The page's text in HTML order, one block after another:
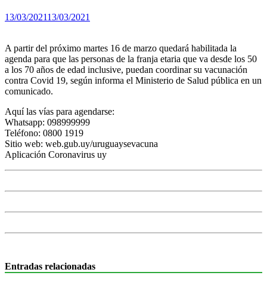
13/03/202113/03/2021
A partir del próximo martes 16 de marzo quedará habilitada la
agenda para que las personas de la franja etaria que va desde los 50
a los 70 años de edad inclusive, puedan coordinar su vacunación
contra Covid 19, según informa el Ministerio de Salud pública en un
comunicado.
Aquí las vías para agendarse:
Whatsapp: 098999999
Teléfono: 0800 1919
Sitio web: web.gub.uy/uruguaysevacuna
Aplicación Coronavirus uy
Entradas relacionadas